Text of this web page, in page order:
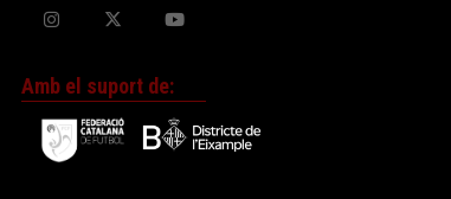
Amb el suport de: